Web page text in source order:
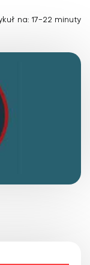
na: 17-22 minuty